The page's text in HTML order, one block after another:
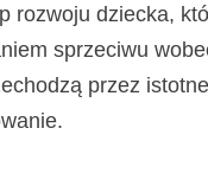
rozwoju dziecka,
sprzeciwu
przez